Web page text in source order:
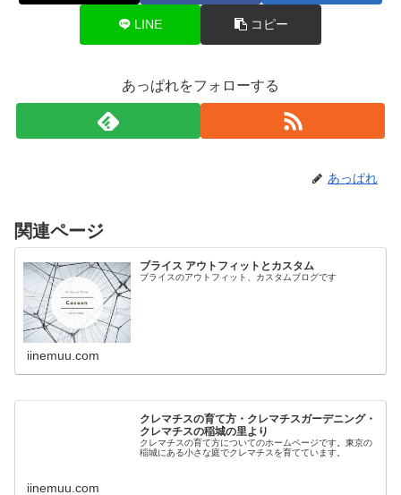
LINE コピー
あっぱれをフォローする
あっぱれ
関連ページ
ブライス アウトフィットとカスタム
ブライスのアウトフィット、カスタムブログです
iinemuu.com
クレマチスの育て方・クレマチスガーデニング・
クレマチスの稲城の里より
クレマチスの育て方についてのホームページです。東京の
稲城にある小さな庭でクレマチスを育てています。
iinemuu.com